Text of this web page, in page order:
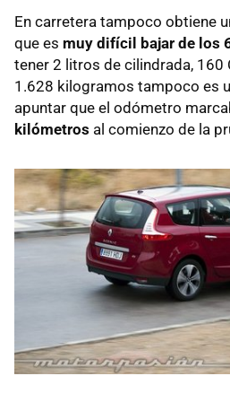
En carretera tampoco obtiene
que es muy difícil bajar de los
tener 2 litros de cilindrada, 160
1.628 kilogramos tampoco es
apuntar que el odómetro
kilómetros al comienzo de la